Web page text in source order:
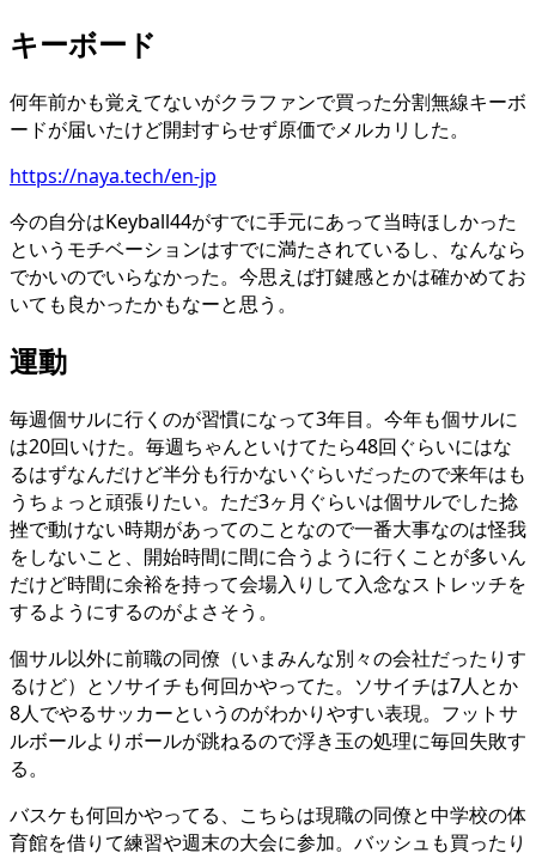
キーボード
何年前かも覚えてないがクラファンで買った分割無線キーボ
ードが届いたけど開封すらせず原価でメルカリした。
https://naya.tech/en-jp
今の自分はKeyball44がすでに手元にあって当時ほしかった
というモチベーションはすでに満たされているし、なんなら
でかいのでいらなかった。今思えば打鍵感とかは確かめてお
いても良かったかもなーと思う。
運動
毎週個サルに行くのが習慣になって3年目。今年も個サルに
は20回いけた。毎週ちゃんといけてたら48回ぐらいにはな
るはずなんだけど半分も行かないぐらいだったので来年はも
うちょっと頑張りたい。ただ3ヶ月ぐらいは個サルでした捻
挫で動けない時期があってのことなので一番大事なのは怪我
をしないこと、開始時間に間に合うように行くことが多いん
だけど時間に余裕を持って会場入りして入念なストレッチを
するようにするのがよさそう。
個サル以外に前職の同僚（いまみんな別々の会社だったりす
るけど）とソサイチも何回かやってた。ソサイチは7人とか
8人でやるサッカーというのがわかりやすい表現。フットサ
ルボールよりボールが跳ねるので浮き玉の処理に毎回失敗す
る。
バスケも何回かやってる、こちらは現職の同僚と中学校の体
育館を借りて練習や週末の大会に参加。バッシュも買ったり